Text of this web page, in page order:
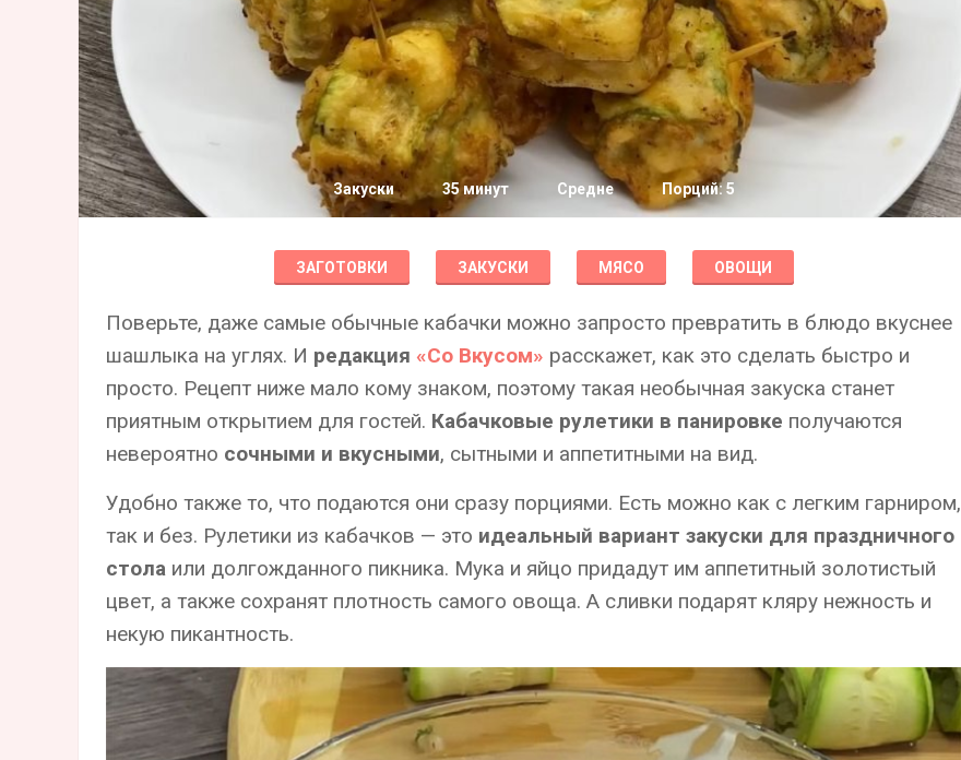
Закуски 35 минут Средне Порций: 5
ЗАГОТОВКИ ЗАКУСКИ МЯСО ОВОЩИ
Поверьте, даже самые обычные кабачки можно запросто превратить в блюдо вкуснее
шашлыка на углях. И редакция «Со Вкусом» расскажет, как это сделать быстро и
просто. Рецепт ниже мало кому знаком, поэтому такая необычная закуска станет
приятным открытием для гостей. Кабачковые рулетики в панировке получаются
невероятно сочными и вкусными, сытными и аппетитными на вид.
Удобно также то, что подаются они сразу порциями. Есть можно как с легким гарниром,
так и без. Рулетики из кабачков — это идеальный вариант закуски для праздничного
стола или долгожданного пикника. Мука и яйцо придадут им аппетитный золотистый
цвет, а также сохранят плотность самого овоща. А сливки подарят кляру нежность и
некую пикантность.